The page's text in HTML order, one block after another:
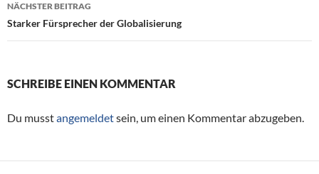
NÄCHSTER BEITRAG
Starker Fürsprecher der Globalisierung
SCHREIBE EINEN KOMMENTAR
Du musstangemeldetsein, um einen Kommentar abzugeben.